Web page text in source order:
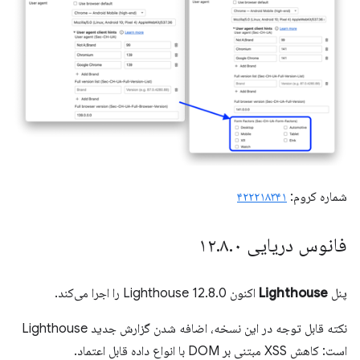
شماره کروم: ۴۲۲۲۱۸۳۴۱
فانوس دریایی ۱۲ .۸.۰
پنل Lighthouse اکنون Lighthouse 12.8.0 را اجرا می‌کند.
نکته قابل توجه در این نسخه، اضافه شدن گزارش جدید Lighthouse
است: کاهش XSS مبتنی بر DOM با انواع داده قابل اعتماد.